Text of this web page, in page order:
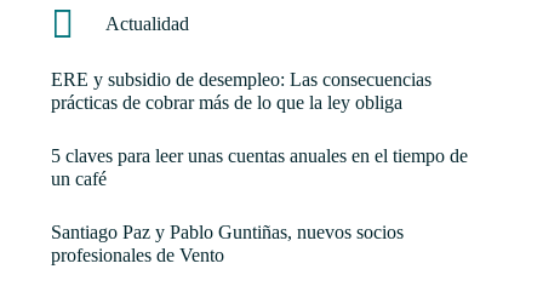
Actualidad
ERE y subsidio de desempleo: Las consecuencias
prácticas de cobrar más de lo que la ley obliga
5 claves para leer unas cuentas anuales en el tiempo de
un café
Santiago Paz y Pablo Guntiñas, nuevos socios
profesionales de Vento